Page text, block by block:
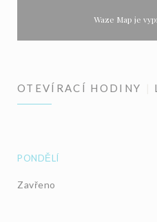
Waze Map je
OTEVÍRACÍ HODINY
PONDĚLÍ
Zavřeno